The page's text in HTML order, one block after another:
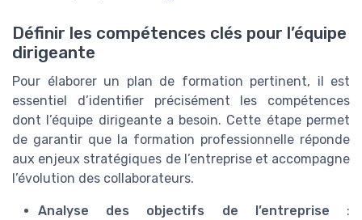
Définir les compétences clés pour l’équipe
dirigeante
Pour élaborer un plan de formation pertinent, il est
essentiel d’identifier précisément les compétences
dont l’équipe dirigeante a besoin. Cette étape permet
de garantir que la formation professionnelle réponde
aux enjeux stratégiques de l’entreprise et accompagne
l’évolution des collaborateurs.
Analyse des objectifs de l’entreprise :